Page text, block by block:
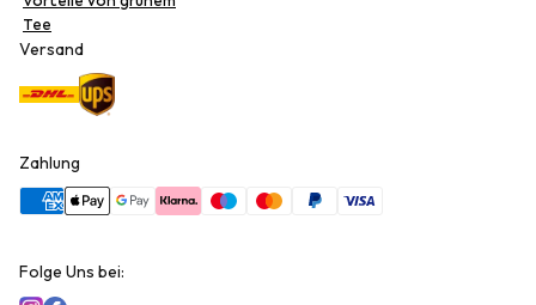
Tee
Versand
Zahlung
Folge Uns bei: